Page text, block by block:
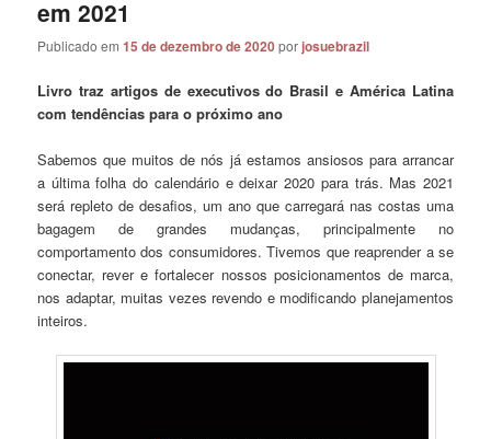
em 2021
Publicado em15 de dezembro de 2020porjosuebrazil
Livro traz artigos de executivos do Brasil e América Latina
com tendências para o próximo ano
Sabemos que muitos de nós já estamos ansiosos para arrancar
a última folha do calendário e deixar 2020 para trás. Mas 2021
será repleto de desafios, um ano que carregará nas costas uma
bagagem de grandes mudanças, principalmente no
comportamento dos consumidores. Tivemos que reaprender a se
conectar, rever e fortalecer nossos posicionamentos de marca,
nos adaptar, muitas vezes revendo e modificando planejamentos
inteiros.